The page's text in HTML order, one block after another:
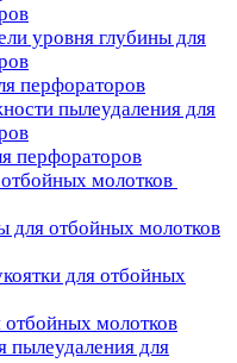
уровня глубины для
перфораторов
пылеудаления для
перфораторов
молотков
для отбойных молотков
для отбойных
отбойных молотков
пылеудаления для